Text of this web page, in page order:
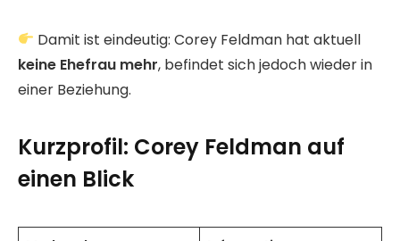
Damit ist eindeutig: Corey Feldman hat aktuell
keine Ehefrau mehr, befindet sich jedoch wieder in
einer Beziehung.
Kurzprofil: Corey Feldman auf
einen Blick